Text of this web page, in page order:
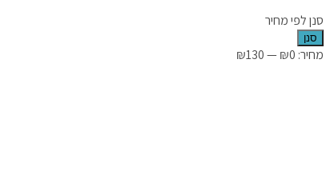
סנן לפי מחיר
סנן
מחיר: ₪0
—
₪130